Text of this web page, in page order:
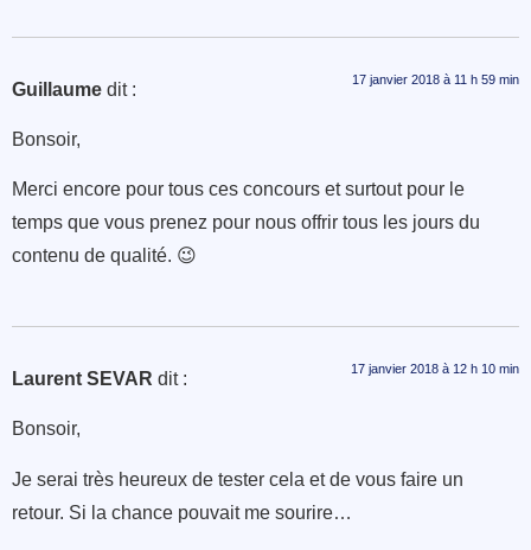
Guillaume dit : 17 janvier 2018 à 11 h 59 min
Bonsoir,
Merci encore pour tous ces concours et surtout pour le
temps que vous prenez pour nous offrir tous les jours du
contenu de qualité. 😉
Laurent SEVAR dit : 17 janvier 2018 à 12 h 10 min
Bonsoir,
Je serai très heureux de tester cela et de vous faire un
retour. Si la chance pouvait me sourire…